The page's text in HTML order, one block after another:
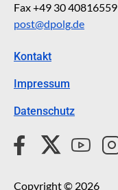
Fax +49 30 40816559
post@dpolg.de
Kontakt
Impressum
Datenschutz
Copyright © 2026